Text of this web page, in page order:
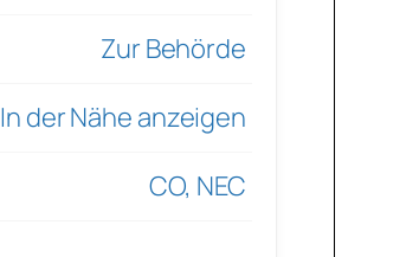
Zur Behörde
In der Nähe anzeigen
CO, NEC